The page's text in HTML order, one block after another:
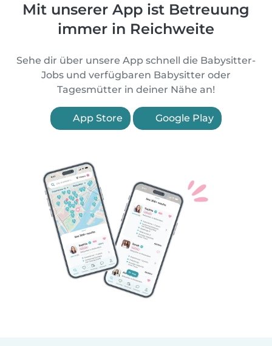
Mit unserer App ist Betreuung
immer in Reichweite
Sehe dir über unsere App schnell die Babysitter-
Jobs und verfügbaren Babysitter oder
Tagesmütter in deiner Nähe an!
App Store Google Play